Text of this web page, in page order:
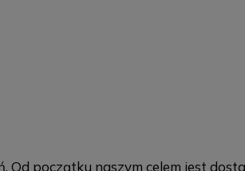
Od początku naszym celem jest